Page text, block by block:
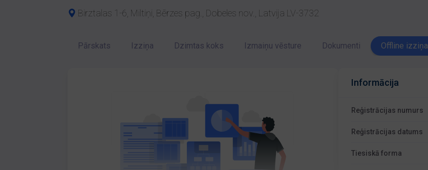
Birztalas 1-6, Miltiņi, Bērzes pag., Dobeles nov., Latvija LV-3732
Pārskats Izziņa Dzimtas koks Izmaiņu vēsture Dokumenti Offline izziņa
Informācija
Reģistrācijas numurs
Reģistrācijas datums
Tiesiskā forma